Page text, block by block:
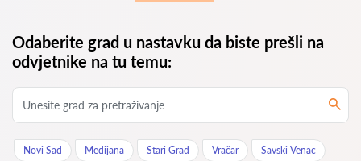
Odaberite grad u nastavku da biste prešli na
odvjetnike na tu temu:
Novi Sad Medijana Stari Grad Vračar Savski Venac